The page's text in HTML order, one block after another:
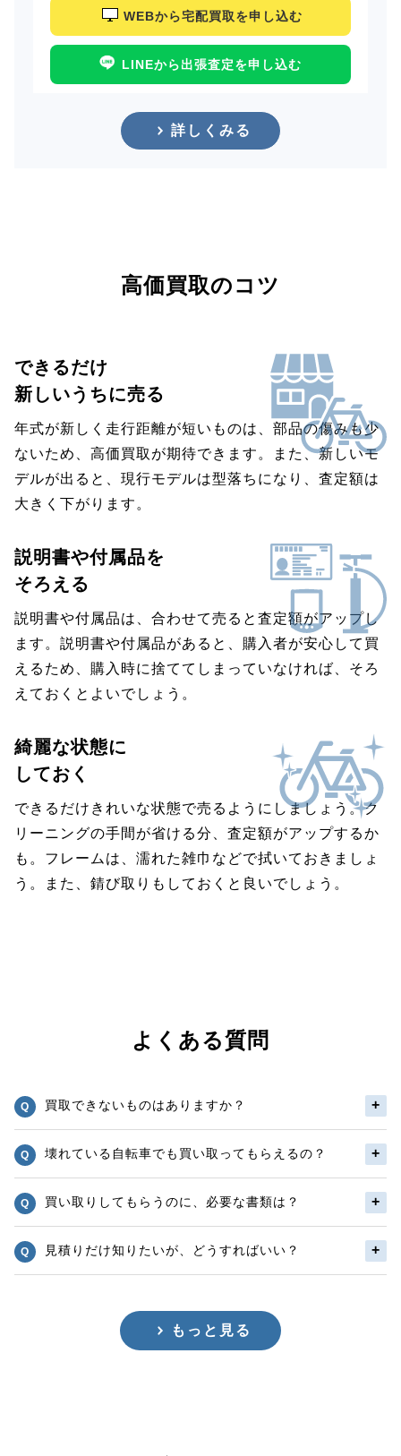
WEBから宅配買取を申し込む
LINEから出張査定を申し込む
詳しくみる
高価買取のコツ
できるだけ
新しいうちに売る
年式が新しく走行距離が短いものは、部品の傷みも少
ないため、高価買取が期待できます。また、新しいモ
デルが出ると、現行モデルは型落ちになり、査定額は
大きく下がります。
説明書や付属品を
そろえる
説明書や付属品は、合わせて売ると査定額がアップし
ます。説明書や付属品があると、購入者が安心して買
えるため、購入時に捨ててしまっていなければ、そろ
えておくとよいでしょう。
綺麗な状態に
しておく
できるだけきれいな状態で売るようにしましょう。ク
リーニングの手間が省ける分、査定額がアップするか
も。フレームは、濡れた雑巾などで拭いておきましょ
う。また、錆び取りもしておくと良いでしょう。
よくある質問
買取できないものはありますか？
壊れている自転車でも買い取ってもらえるの？
買い取りしてもらうのに、必要な書類は？
見積りだけ知りたいが、どうすればいい？
もっと見る